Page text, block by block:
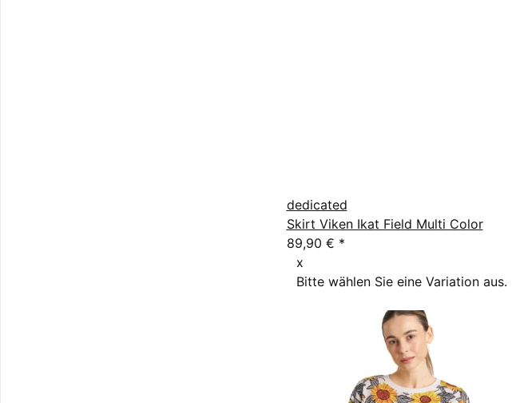
dedicated
Skirt Viken Ikat Field Multi Color
89,90 € *
x
Bitte wählen Sie eine Variation aus.